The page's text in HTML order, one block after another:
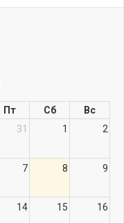
Пт Сб
Вс
31 1 2
7 8 9
14 15 16